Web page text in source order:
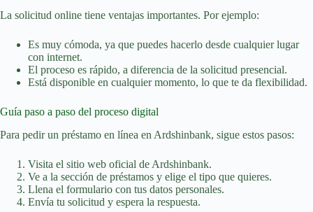
La solicitud online tiene ventajas importantes. Por ejemplo:
Es muy cómoda, ya que puedes hacerlo desde cualquier lugar
con internet.
El proceso es rápido, a diferencia de la solicitud presencial.
Está disponible en cualquier momento, lo que te da flexibilidad.
Guía paso a paso del proceso digital
Para pedir un préstamo en línea en Ardshinbank, sigue estos pasos:
Visita el sitio web oficial de Ardshinbank.
Ve a la sección de préstamos y elige el tipo que quieres.
Llena el formulario con tus datos personales.
Envía tu solicitud y espera la respuesta.